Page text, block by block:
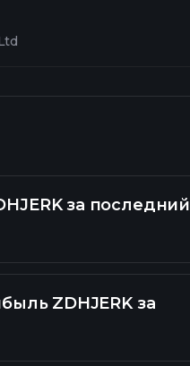
за последний
ZDHJERK за